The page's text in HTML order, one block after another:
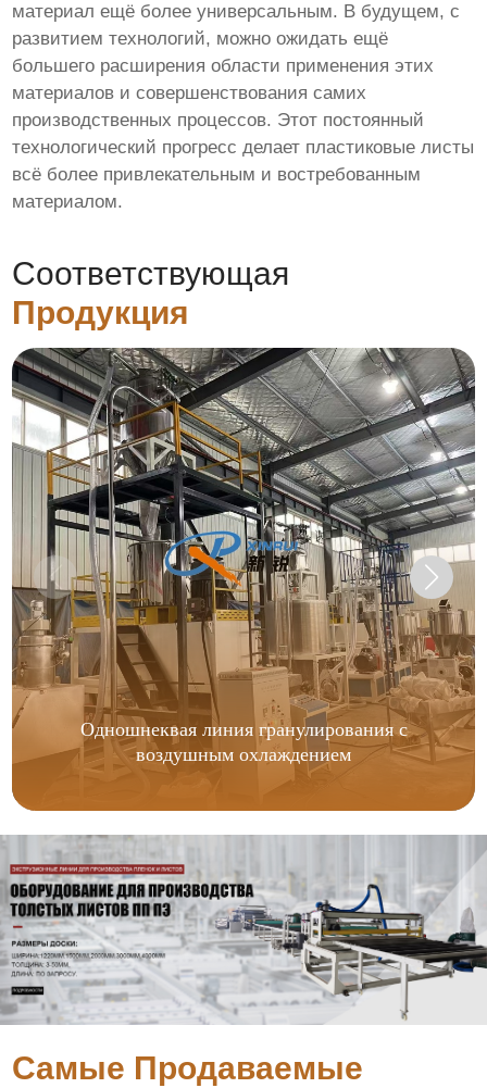
материал ещё более универсальным. В будущем, с
развитием технологий, можно ожидать ещё
большего расширения области применения этих
материалов и совершенствования самих
производственных процессов. Этот постоянный
технологический прогресс делает пластиковые листы
всё более привлекательным и востребованным
материалом.
Соответствующая
Продукция
Одношнеквая линия гранулирования с
воздушным охлаждением
Самые Продаваемые